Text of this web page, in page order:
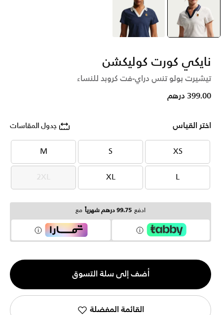
selected
أبيض أزرق
نايكي كورت كوليكشن
تيشيرت بولو تنس دراي-فت كروبد للنساء
399.00 درهم
اختر القياس جدول المقاسات
XS
XS
S
S
M
M
L
L
XL
XL
2XL
2XL
ادفع 99.75 درهم شهرياً مع
الكمية
1
أضف إلى سلة التسوق
القائمة المفضلة